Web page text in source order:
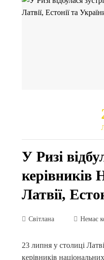
У Ризі
Латвії,
Світлана Немає
23 липня у столиці
керівників